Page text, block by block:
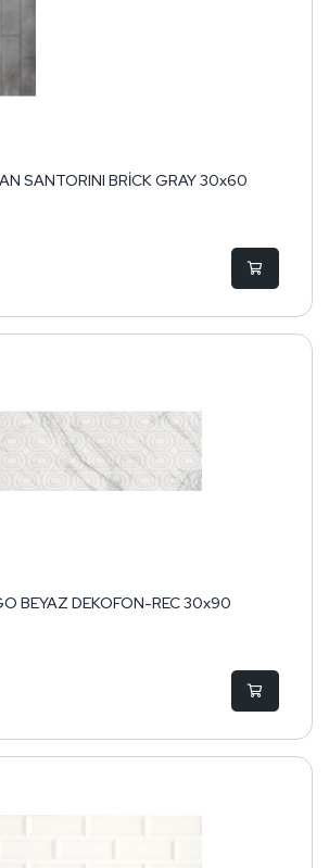
SANTORINI BRİCK GRAY 30x60
BEYAZ DEKOFON-REC 30x90